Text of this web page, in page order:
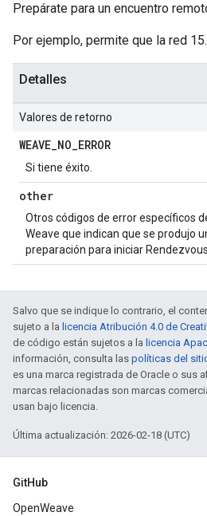
Prepárate para un encuentro
Por ejemplo, permite que la red
Detalles
Valores de retorno
WEAVE_NO_ERROR
Si tiene éxito.
other
Otros códigos de error específicos
Weave que indican que se produjo
preparación para iniciar
Salvo que se indique lo contrario, el
sujeto a la licencia Atribución 4.0 de
de código están sujetos a la licencia
información, consulta las políticas del
es una marca registrada de Oracle o sus
marcas relacionadas son marcas
usan bajo licencia.
Última actualización: 2026-02-18 (UTC)
GitHub
OpenWeave